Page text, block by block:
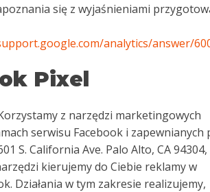
się z wyjaśnieniami
analytics/answer/
Pixel
z narzędzi marketingowych
serwisu Facebook i zapewnianych
S. California Ave. Palo Alto, CA
kierujemy do Ciebie reklamy w
Działania w tym zakresie realizujemy,